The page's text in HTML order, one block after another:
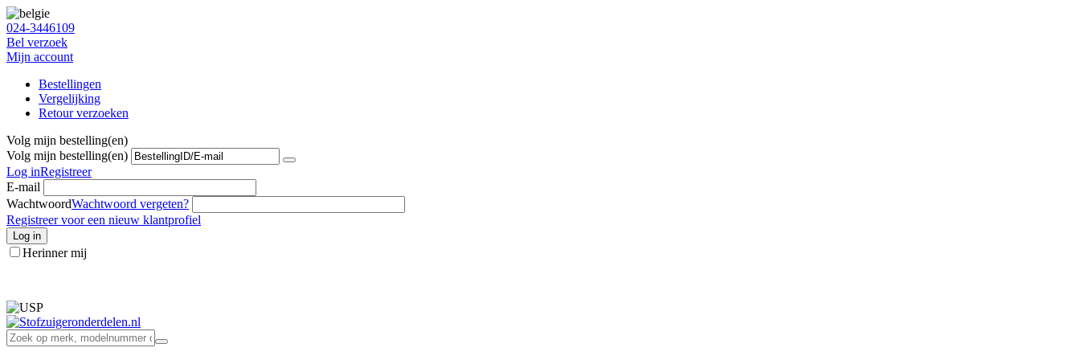
024-3446109
Bel verzoek
Mijn account
Bestellingen
Vergelijking
Retour verzoeken
Volg mijn bestelling(en)
Volg mijn bestelling(en)
Log inRegistreer
E-mail
WachtwoordWachtwoord vergeten?
Registreer voor een nieuw klantprofiel
Log in
Herinner mij